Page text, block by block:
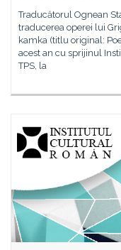
Traducătorul Ognean
traducerea operei lui
kamka (titlu original:
acest an cu sprijinul
TPS, la